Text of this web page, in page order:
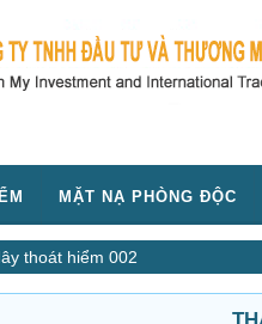
MẶT NẠ PHÒNG ĐỘC
thoát hiểm 002